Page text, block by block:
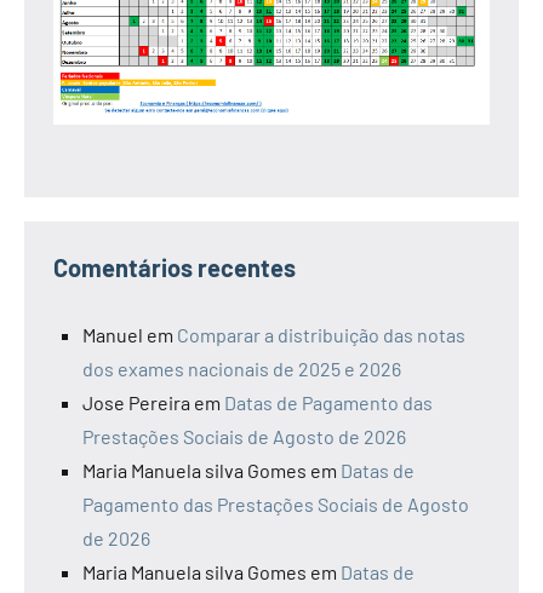
Comentários recentes
Manuel em Comparar a distribuição das notas
dos exames nacionais de 2025 e 2026
Jose Pereira em Datas de Pagamento das
Prestações Sociais de Agosto de 2026
Maria Manuela silva Gomes em Datas de
Pagamento das Prestações Sociais de Agosto
de 2026
Maria Manuela silva Gomes em Datas de